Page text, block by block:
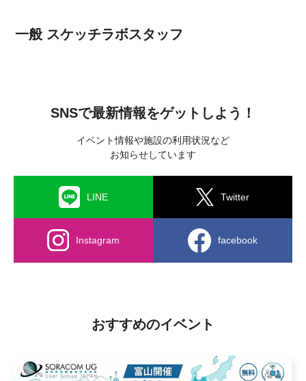
一般 スケッチラボスタッフ
SNSで最新情報をゲットしよう！
イベント情報や施設の利用状況など
お知らせしています
LINE Twitter
Instagram facebook
おすすめのイベント